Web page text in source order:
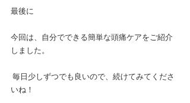
最後に
今回は、自分でできる簡単な頭痛ケアをご紹介
しました。
毎日少しずつでも良いので、続けてみてくださ
いね！